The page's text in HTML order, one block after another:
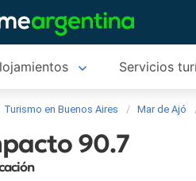
Servicios
Turismo en Buenos Aires Mar de Ajó
90.7